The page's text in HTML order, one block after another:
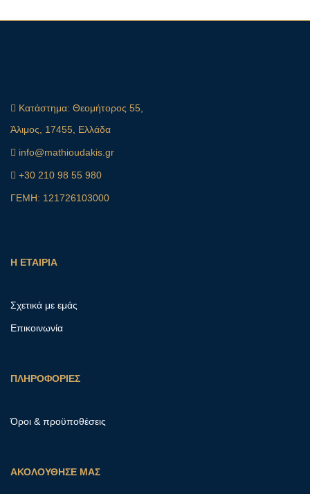
Κατάστημα: Θεομήτορος 55,
Άλιμος, 17455, Ελλάδα
info@mathioudakis.gr
+30 210 98 55 980
ΓΕΜΗ: 121726103000
Η ΕΤΑΙΡΙΑ
Σχετικά με εμάς
Επικοινωνία
ΠΛΗΡΟΦΟΡΙΕΣ
Όροι & προϋποθέσεις
ΑΚΟΛΟΥΘΗΣΕ ΜΑΣ